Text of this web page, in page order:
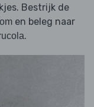
Bestrijk de
en beleg naar
.